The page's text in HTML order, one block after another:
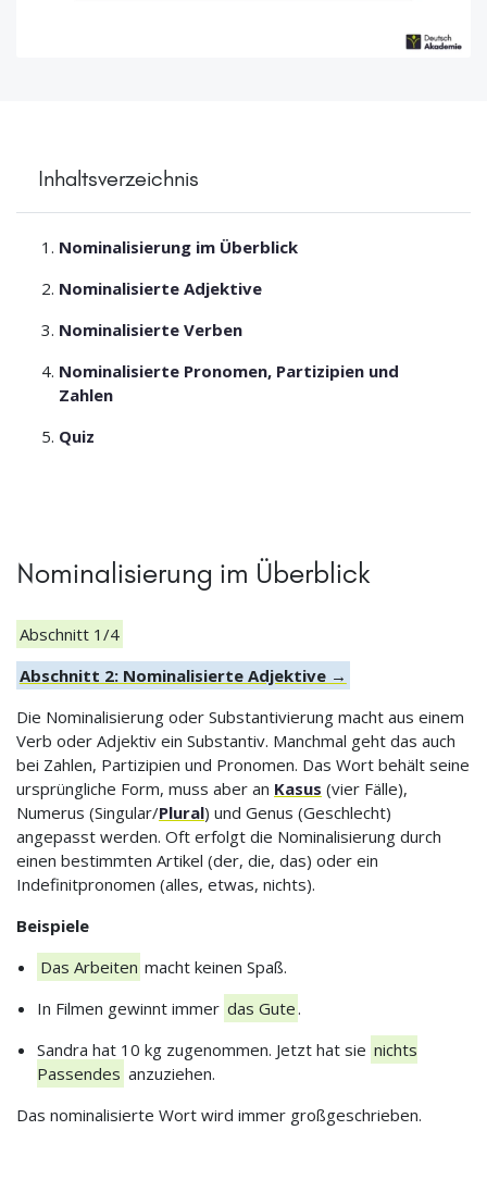
Inhaltsverzeichnis
Nominalisierung im Überblick
Nominalisierte Adjektive
Nominalisierte Verben
Nominalisierte Pronomen, Partizipien und
Zahlen
Quiz
Nominalisierung im Überblick
Abschnitt 1/4
Abschnitt 2: Nominalisierte Adjektive →
Die Nominalisierung oder Substantivierung macht aus einem
Verb oder Adjektiv ein Substantiv. Manchmal geht das auch
bei Zahlen, Partizipien und Pronomen. Das Wort behält seine
ursprüngliche Form, muss aber an Kasus (vier Fälle),
Numerus (Singular/Plural) und Genus (Geschlecht)
angepasst werden. Oft erfolgt die Nominalisierung durch
einen bestimmten Artikel (der, die, das) oder ein
Indefinitpronomen (alles, etwas, nichts).
Beispiele
Das Arbeiten macht keinen Spaß.
In Filmen gewinnt immer das Gute.
Sandra hat 10 kg zugenommen. Jetzt hat sie nichts
Passendes anzuziehen.
Das nominalisierte Wort wird immer großgeschrieben.